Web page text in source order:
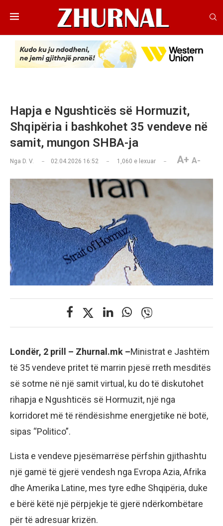
Hapja e Ngushticës së Hormuzit,
Shqipëria i bashkohet 35 vendeve në
samit, mungon SHBA-ja
Nga D. V. 02.04.2026 16:52 1,060 e lexuar A+ A-
Londër, 2 prill – Zhurnal.mk –Ministrat e Jashtëm
të 35 vendeve pritet të marrin pjesë rreth mesditës
së sotme në një samit virtual, ku do të diskutohet
rihapja e Ngushticës së Hormuzit, një nga
korridoret më të rëndësishme energjetike në botë,
sipas “Politico”.
Lista e vendeve pjesëmarrëse përfshin gjithashtu
një gamë të gjerë vendesh nga Evropa Azia, Afrika
dhe Amerika Latine, mes tyre edhe Shqipëria, duke
e bërë këtë një përpjekje të gjerë ndërkombëtare
për të adresuar krizën.